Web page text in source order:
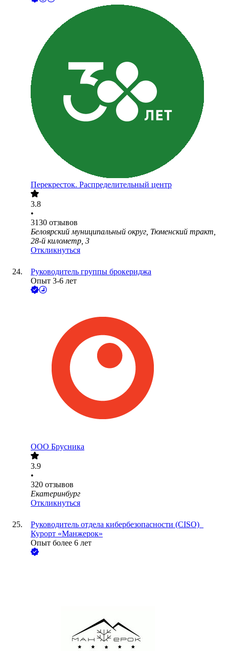
Перекресток. Распределительный центр
3.8
•
3130 отзывов
Белоярский муниципальный округ, Тюменский тракт,
28-й километр, 3
Откликнуться
Руководитель группы брокериджа
Опыт 3-6 лет
ООО Брусника
3.9
•
320 отзывов
Екатеринбург
Откликнуться
Руководитель отдела кибербезопасности (CISO)_
Курорт «Манжерок»
Опыт более 6 лет